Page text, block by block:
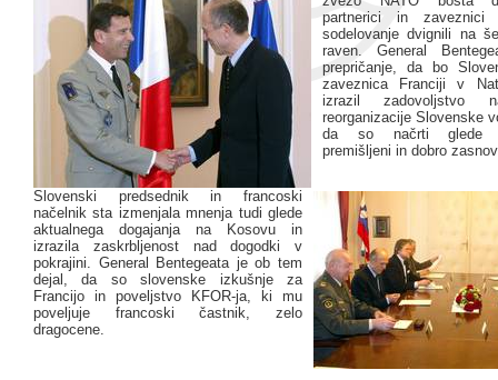
partnerici in zaveznici
sodelovanje dvignili na
raven. General
prepričanje, da bo
zaveznica Franciji v
izrazil zadovoljstvo
reorganizacije Slovenske
da so načrti glede
premišljeni in dobro
Slovenski predsednik in francoski
načelnik sta izmenjala mnenja tudi glede
aktualnega dogajanja na Kosovu in
izrazila zaskrbljenost nad dogodki v
pokrajini. General Bentegeata je ob tem
dejal, da so slovenske izkušnje za
Francijo in poveljstvo KFOR-ja, ki mu
poveljuje francoski častnik, zelo
dragocene.